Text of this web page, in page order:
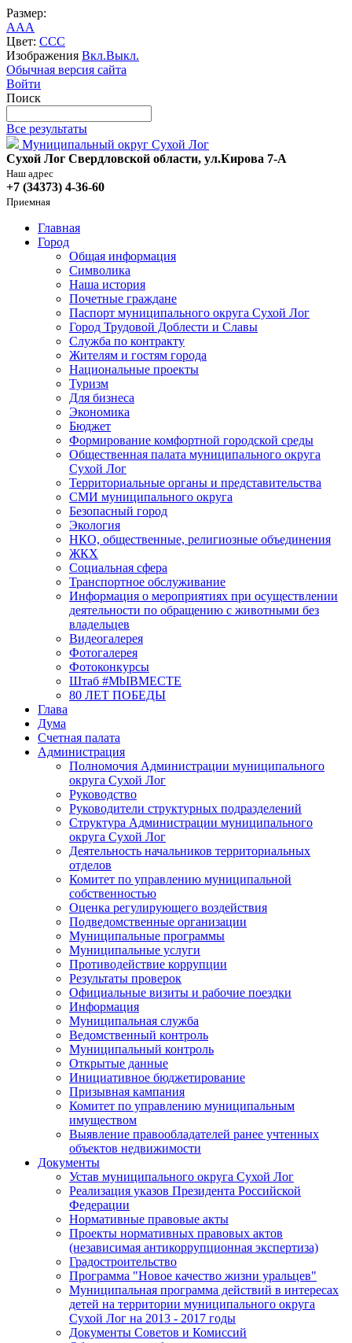
Размер:
AAA
Цвет: CCC
Изображения Вкл.Выкл.
Обычная версия сайта
Войти
Поиск
Все результаты
Муниципальный округ Сухой Лог
Сухой Лог Свердловской области, ул.Кирова 7-А
Наш адрес
+7 (34373) 4-36-60
Приемная
Главная
Город
Общая информация
Символика
Наша история
Почетные граждане
Паспорт муниципального округа Сухой Лог
Город Трудовой Доблести и Славы
Служба по контракту
Жителям и гостям города
Национальные проекты
Туризм
Для бизнеса
Экономика
Бюджет
Формирование комфортной городской среды
Общественная палата муниципального округа
Сухой Лог
Территориальные органы и представительства
СМИ муниципального округа
Безопасный город
Экология
НКО, общественные, религиозные объединения
ЖКХ
Социальная сфера
Транспортное обслуживание
Информация о мероприятиях при осуществлении
деятельности по обращению с животными без
владельцев
Видеогалерея
Фотогалерея
Фотоконкурсы
Штаб #MbIBMECTE
80 ЛЕТ ПОБЕДЫ
Глава
Дума
Счетная палата
Администрация
Полномочия Администрации муниципального
округа Сухой Лог
Руководство
Руководители структурных подразделений
Структура Администрации муниципального
округа Сухой Лог
Деятельность начальников территориальных
отделов
Комитет по управлению муниципальной
собственностью
Оценка регулирующего воздействия
Подведомственные организации
Муниципальные программы
Муниципальные услуги
Противодействие коррупции
Результаты проверок
Официальные визиты и рабочие поездки
Информация
Муниципальная служба
Ведомственный контроль
Муниципальный контроль
Открытые данные
Инициативное бюджетирование
Призывная кампания
Комитет по управлению муниципальным
имуществом
Выявление правообладателей ранее учтенных
объектов недвижимости
Документы
Устав муниципального округа Сухой Лог
Реализация указов Президента Российской
Федерации
Нормативные правовые акты
Проекты нормативных правовых актов
(независимая антикоррупционная экспертиза)
Градостроительство
Программа "Новое качество жизни уральцев"
Муниципальная программа действий в интересах
детей на территории муниципального округа
Сухой Лог на 2013 - 2017 годы
Документы Советов и Комиссий